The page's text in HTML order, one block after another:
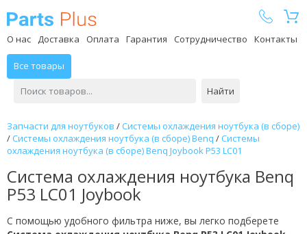
О нас Доставка Оплата Гарантия Сотрудничество Контакты
Все товары
Найти
Запчасти для ноутбуков / Системы охлаждения ноутбука (в сборе)
/ Системы охлаждения ноутбука (в сборе) Benq / Системы
охлаждения ноутбука (в сборе) Benq Joybook P53 LC01
Система охлаждения ноутбука Benq
P53 LC01 Joybook
С помощью удобного фильтра ниже, вы легко подберете